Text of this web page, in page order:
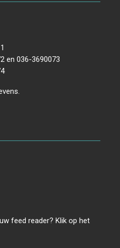
en 036-3690073
feed reader? Klik op het